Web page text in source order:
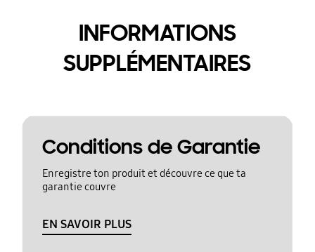
INFORMATIONS
SUPPLÉMENTAIRES
Conditions de Garantie
Enregistre ton produit et découvre ce que ta
garantie couvre
EN SAVOIR PLUS